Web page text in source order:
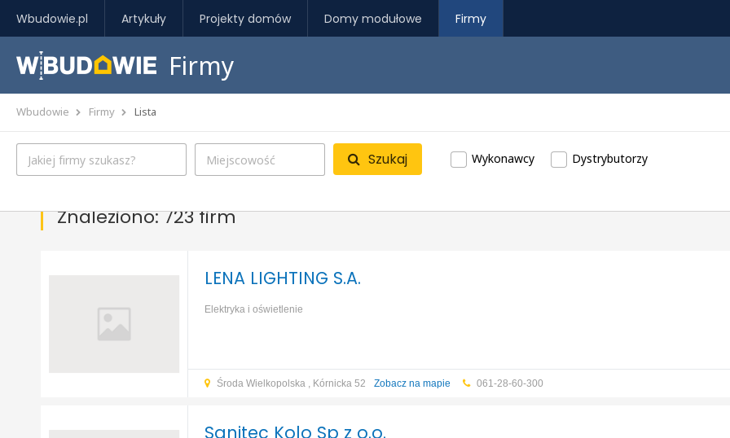
Wbudowie.pl Artykuły Projekty domów Domy modułowe Firmy
Firmy
Wbudowie Firmy Lista
Szukaj Wykonawcy Dystrybutorzy
Znaleziono: 723 firm
LENA LIGHTING S.A.
Elektryka i oświetlenie
Środa Wielkopolska , Kórnicka 52 Zobacz na mapie 061-28-60-300
Sanitec Kolo Sp z o.o.